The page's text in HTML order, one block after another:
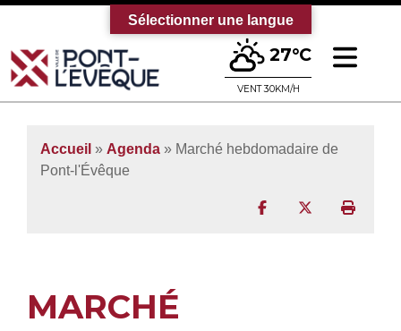
Bienvenue sur le site officiel de la
27°C
VENT 30KM/H
Accueil » Agenda » Marché hebdomadaire de
Pont-l'Évêque
Partager surPartager sur
MARCHÉ
Sélectionner une langue